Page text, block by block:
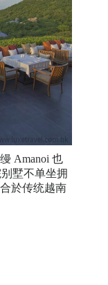
Amanoi 也
墅不单坐拥
於传统越南